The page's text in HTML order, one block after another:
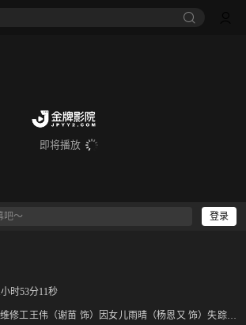
即将播放
登录
小时53分11秒
修工王伟（谢苗 饰）因女儿雨晴（杨恩又 饰）失踪觉